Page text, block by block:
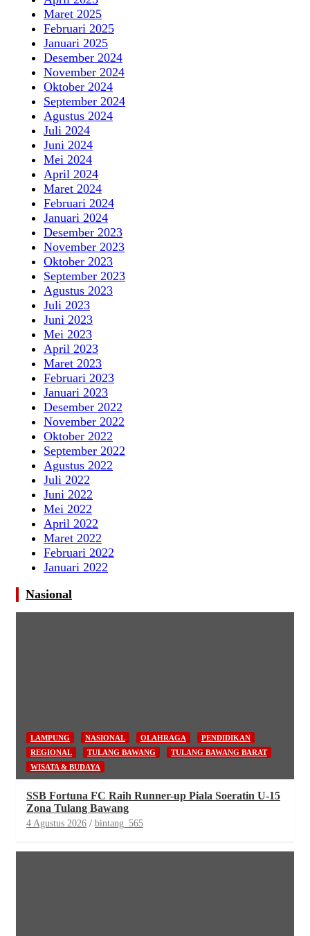
Maret 2025
Februari 2025
Januari 2025
Desember 2024
November 2024
Oktober 2024
September 2024
Agustus 2024
Juli 2024
Juni 2024
Mei 2024
April 2024
Maret 2024
Februari 2024
Januari 2024
Desember 2023
November 2023
Oktober 2023
September 2023
Agustus 2023
Juli 2023
Juni 2023
Mei 2023
April 2023
Maret 2023
Februari 2023
Januari 2023
Desember 2022
November 2022
Oktober 2022
September 2022
Agustus 2022
Juli 2022
Juni 2022
Mei 2022
April 2022
Maret 2022
Februari 2022
Januari 2022
Nasional
LAMPUNG NASIONAL OLAHRAGA
PENDIDIKAN
REGIONAL
TULANG BAWANG
TULANG BAWANG BARAT
WISATA & BUDAYA
SSB Fortuna FC Raih Runner-up Piala Soeratin U-15
Zona Tulang Bawang
4 Agustus 2026 bintang_565